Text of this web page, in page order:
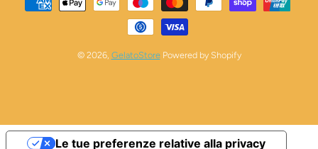
© 2026, GelatoStore Powered by Shopify
Le tue preferenze relative alla privacy